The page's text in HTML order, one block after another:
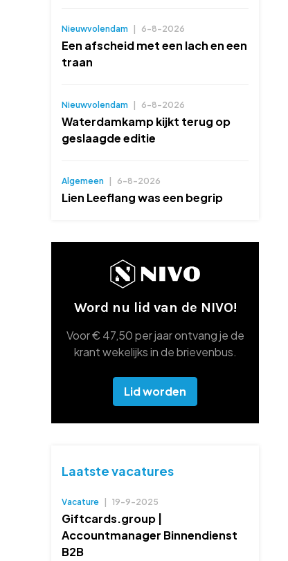
Nieuwvolendam 6-8-2026
Een afscheid met een lach en een
traan
Nieuwvolendam 6-8-2026
Waterdamkamp kijkt terug op
geslaagde editie
Algemeen 6-8-2026
Lien Leeflang was een begrip
Word nu lid van de NIVO!
Voor € 47,50 per jaar ontvang je de
krant wekelijks in de brievenbus.
Lid worden
Laatste vacatures
Vacature 19-9-2025
Giftcards.group |
Accountmanager Binnendienst
B2B